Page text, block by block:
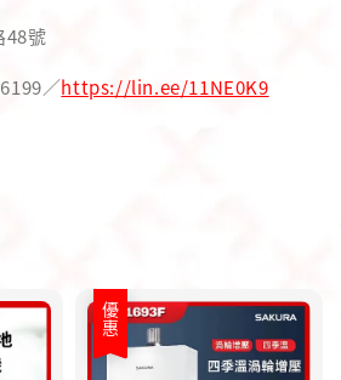
48號
／https://lin.ee/11NE0K9
優惠